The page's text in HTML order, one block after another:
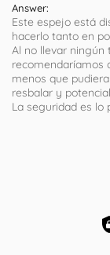
Answer:
Este espejo está
hacerlo tanto en
Al no llevar ningún
recomendaríamos
menos que
resbalar y
La seguridad es lo